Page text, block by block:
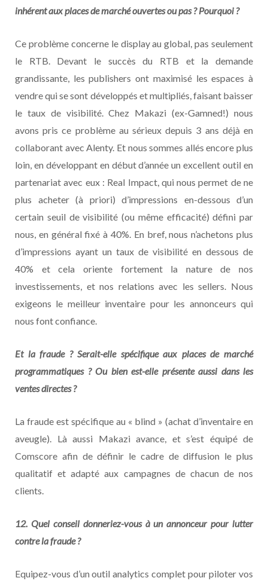
inhérent aux places de marché ouvertes ou pas ? Pourquoi ?
Ce problème concerne le display au global, pas seulement
le RTB. Devant le succès du RTB et la demande
grandissante, les publishers ont maximisé les espaces à
vendre qui se sont développés et multipliés, faisant baisser
le taux de visibilité. Chez Makazi (ex-Gamned!) nous
avons pris ce problème au sérieux depuis 3 ans déjà en
collaborant avec Alenty. Et nous sommes allés encore plus
loin, en développant en début d’année un excellent outil en
partenariat avec eux : Real Impact, qui nous permet de ne
plus acheter (à priori) d’impressions en-dessous d’un
certain seuil de visibilité (ou même efficacité) défini par
nous, en général fixé à 40%. En bref, nous n’achetons plus
d’impressions ayant un taux de visibilité en dessous de
40% et cela oriente fortement la nature de nos
investissements, et nos relations avec les sellers. Nous
exigeons le meilleur inventaire pour les annonceurs qui
nous font confiance.
Et la fraude ? Serait-elle spécifique aux places de marché
programmatiques ? Ou bien est-elle présente aussi dans les
ventes directes ?
La fraude est spécifique au « blind » (achat d’inventaire en
aveugle). Là aussi Makazi avance, et s’est équipé de
Comscore afin de définir le cadre de diffusion le plus
qualitatif et adapté aux campagnes de chacun de nos
clients.
12. Quel conseil donneriez-vous à un annonceur pour lutter
contre la fraude ?
Equipez-vous d’un outil analytics complet pour piloter vos